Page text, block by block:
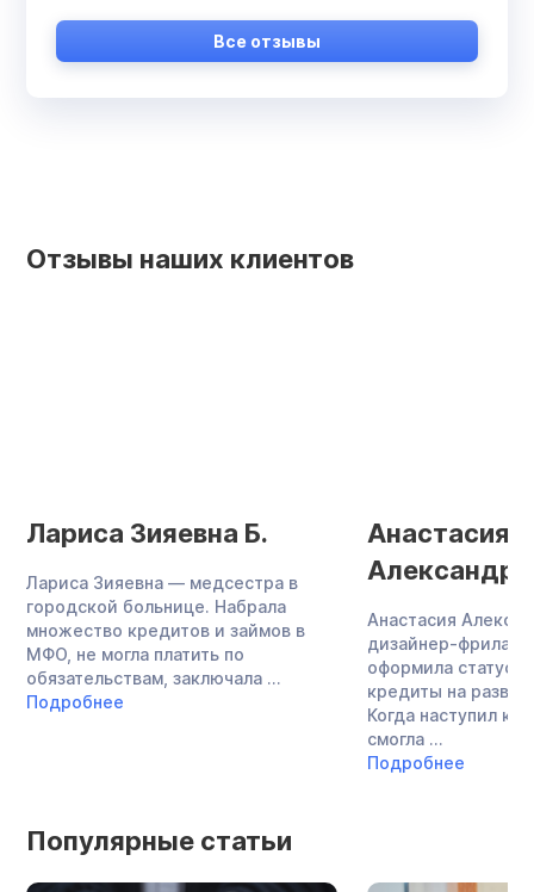
Все отзывы
Отзывы наших клиентов
Лариса Зияевна Б.
Лариса Зияевна — медсестра в
городской больнице. Набрала
множество кредитов и займов в
МФО, не могла платить по
обязательствам, заключала ...
Подробнее
Анастасия
Анастасия
дизайнер-
оформила статус
кредиты на
Когда наступил
смогла ...
Подробнее
Популярные статьи